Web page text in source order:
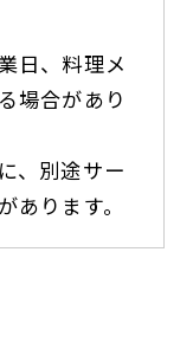
日、料理メ
場合があり
、別途サー
ります。